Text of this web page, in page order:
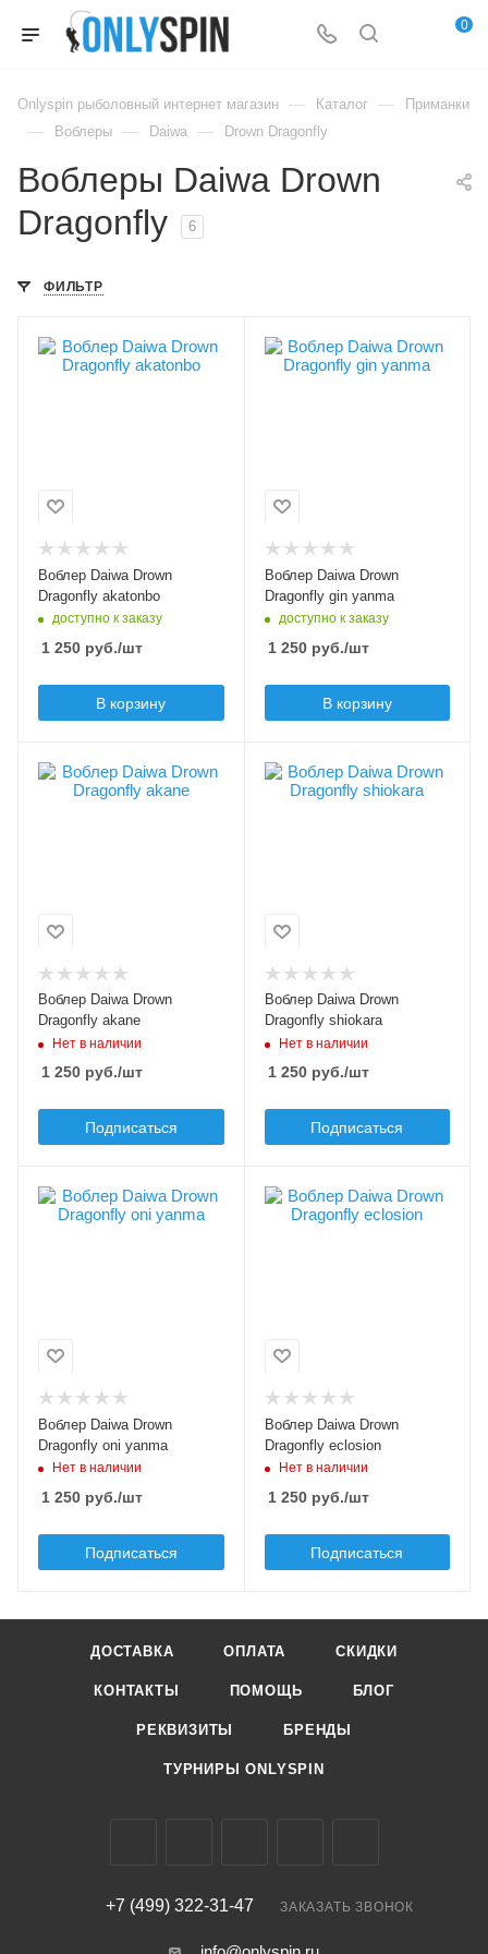
0
Onlyspin рыболовный интернет магазин — Каталог — Приманки
— Воблеры — Daiwa — Drown Dragonfly
Воблеры Daiwa Drown
Dragonfly
6
ФИЛЬТР
Цвет приманки
akatonbo
Длина приманки, мм
Вес приманки, гр
2.8
Плавучесть
floating (F)
Воблер Daiwa Drown
Dragonfly akatonbo
доступно к заказу
1 250 руб./шт
В корзину
Цвет приманки
gin yanma
Длина приманки, мм
Вес приманки, гр
2.8
Плавучесть
floating (F)
Воблер Daiwa Drown
Dragonfly gin yanma
доступно к заказу
1 250руб./шт
В корзину
Цвет приманки
akane
Длина приманки, мм
Вес приманки, гр
2.8
Плавучесть
floating (F)
Воблер Daiwa Drown
Dragonfly akane
Нет в наличии
1 250 руб./шт
Подписаться
Цвет приманки
shiokara
Длина приманки, мм
Вес приманки, гр
2.8
Плавучесть
floating (F)
Воблер Daiwa Drown
Dragonfly shiokara
Нет в наличии
1 250руб./шт
Подписаться
Цвет приманки
oni yanma
Длина приманки, мм
Вес приманки, гр
2.8
Плавучесть
floating (F)
Воблер Daiwa Drown
Dragonfly oni yanma
Нет в наличии
1 250 руб./шт
Подписаться
Цвет приманки
eclosion
Длина приманки, мм
Вес приманки, гр
2.8
Плавучесть
floating (F)
Воблер Daiwa Drown
Dragonfly eclosion
Нет в наличии
1 250руб./шт
Подписаться
ДОСТАВКА ОПЛАТА СКИДКИ
КОНТАКТЫ ПОМОЩЬ БЛОГ
РЕКВИЗИТЫ БРЕНДЫ
ТУРНИРЫ ONLYSPIN
+7 (499) 322-31-47 ЗАКАЗАТЬ ЗВОНОК